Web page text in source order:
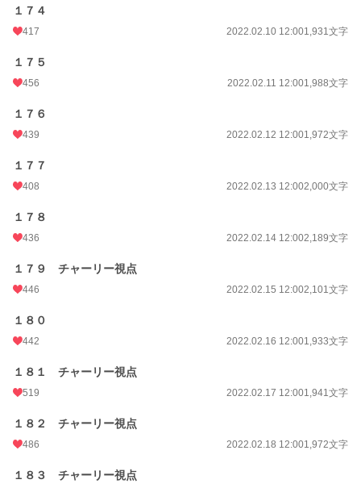
１７４
417 2022.02.10 12:001,931文字
１７５
456 2022.02.11 12:001,988文字
１７６
439 2022.02.12 12:001,972文字
１７７
408 2022.02.13 12:002,000文字
１７８
436 2022.02.14 12:002,189文字
１７９ チャーリー視点
446 2022.02.15 12:002,101文字
１８０
442 2022.02.16 12:001,933文字
１８１ チャーリー視点
519 2022.02.17 12:001,941文字
１８２ チャーリー視点
486 2022.02.18 12:001,972文字
１８３ チャーリー視点